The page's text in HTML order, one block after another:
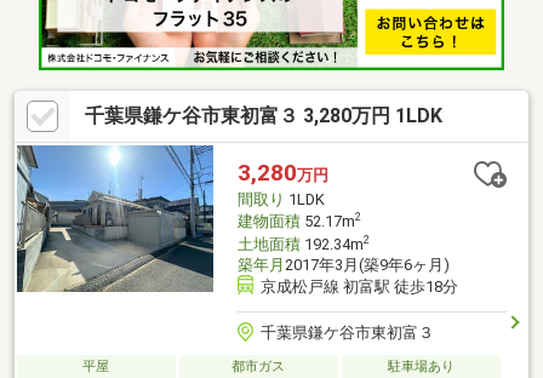
千葉県鎌ケ谷市東初富３ 3,280万円 1LDK
3,280万円
間取り 1LDK
建物面積52.17m2
土地面積192.34m2
築年月 2017年3月(築9年6ヶ月)
京成松戸線 初富駅 徒歩18分
千葉県鎌ケ谷市東初富３
平屋 都市ガス
駐車場あり